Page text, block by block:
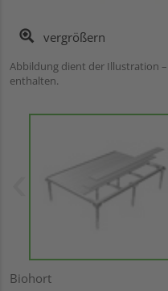
vergrößern
Abbildung dient der Illustration
enthalten.
Biohort